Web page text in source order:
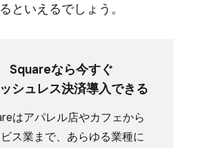
と​いえるでしょう。
Squareなら​今すぐ​
シュレス決済導入できる
は​アパレル店や​カフェから​
ス業まで、​あらゆる​業種に​